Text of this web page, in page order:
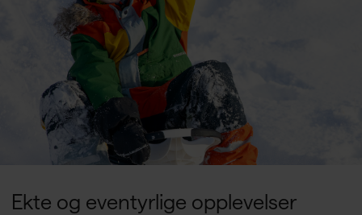
Ekte og eventyrlige opplevelser